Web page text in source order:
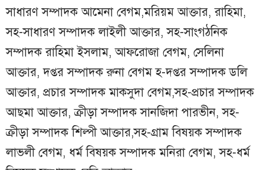
সাধারণ সম্পাদক আমেনা বেগম,মরিয়ম আক্তার, রাহিমা,
সহ-সাধারণ সম্পাদক লাইলী আক্তার, সহ-সাংগঠনিক
সম্পাদক রাহিমা ইসলাম, আফরোজা বেগম, সেলিনা
আক্তার, দপ্তর সম্পাদক রুনা বেগম হ-দপ্তর সম্পাদক ডলি
আক্তার, প্রচার সম্পাদক মাকসুদা বেগম,সহ-প্রচার সম্পাদক
আছমা আক্তার, ক্রীড়া সম্পাদক সানজিদা পারভীন, সহ-
ক্রীড়া সম্পাদক শিল্পী আক্তার,সহ-গ্রাম বিষয়ক সম্পাদক
লাভলী বেগম, ধর্ম বিষয়ক সম্পাদক মনিরা বেগম, সহ-ধর্ম